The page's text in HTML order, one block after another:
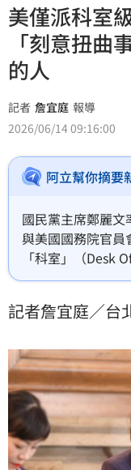
美僅派科室
「刻意扭曲
的人
記者 詹宜庭 報導
2026/06/14 09:16:00
阿立幫你摘要
國民黨主席鄭麗文
與美國國務院官員
「科室」（Desk
級。對此，國民
體刻意扭曲事實、
記者詹宜庭／台